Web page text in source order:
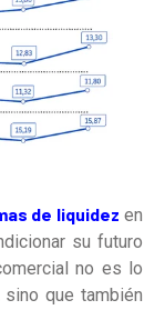
de liquidez en
su futuro
no es lo
que también